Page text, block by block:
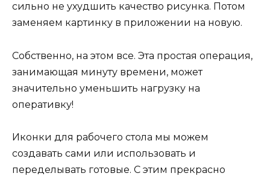
сильно не ухудшить качество рисунка. Потом
заменяем картинку в приложении на новую.
Собственно, на этом все. Эта простая операция,
занимающая минуту времени, может
значительно уменьшить нагрузку на
оперативку!
Иконки для рабочего стола мы можем
создавать сами или использовать и
переделывать готовые. С этим прекрасно